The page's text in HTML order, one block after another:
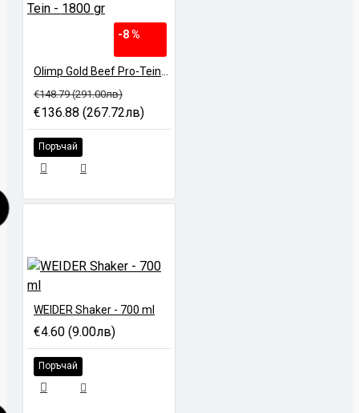
-8 %
Olimp Gold Beef Pro-Tein - 1800 gr
€148.79 (291.00лв)
€136.88 (267.72лв)
Поръчай
WEIDER Shaker - 700 ml
€4.60 (9.00лв)
Поръчай